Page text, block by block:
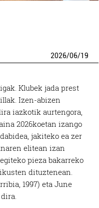
2026/06/19
Klubek jada prest
Izen-abizen
iazkotik aurtengora,
2026koetan izango
jakiteko ea zer
elitean izan
pieza bakarreko
dituztenean.
1997) eta June